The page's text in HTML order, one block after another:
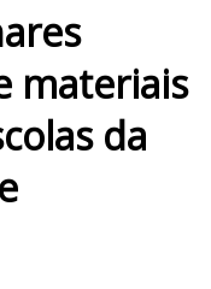
materiais
da